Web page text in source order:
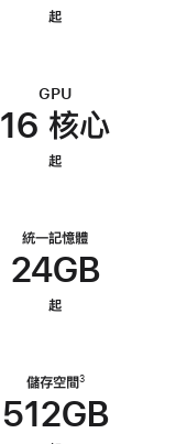
起
GPU
16 核心
起
統一記憶體
24GB
起
儲存空間3
512GB